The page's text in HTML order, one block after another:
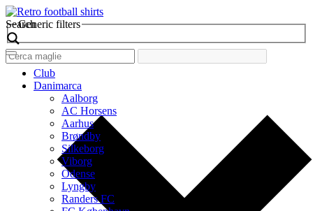
Search
Generic filters
Club
Danimarca
Aalborg
AC Horsens
Aarhus
Brøndby
Silkeborg
Viborg
Odense
Lyngby
Randers FC